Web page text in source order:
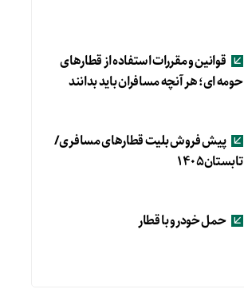
قوانین و مقررات استفاده از قطارهای
حومه ای؛ هر آنچه مسافران باید بدانند
پیش فروش بلیت قطارهای مسافری/
تابستان۱۴۰۵
حمل خودرو با قطار